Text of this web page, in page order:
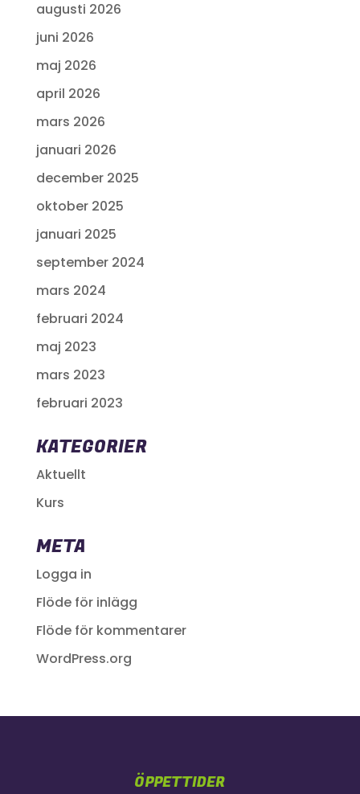
augusti 2026
juni 2026
maj 2026
april 2026
mars 2026
januari 2026
december 2025
oktober 2025
januari 2025
september 2024
mars 2024
februari 2024
maj 2023
mars 2023
februari 2023
KATEGORIER
Aktuellt
Kurs
META
Logga in
Flöde för inlägg
Flöde för kommentarer
WordPress.org
ÖPPETTIDER